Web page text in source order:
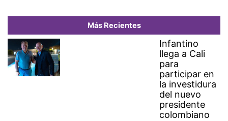
Más Recientes
Infantino
llega a Cali
para
participar en
la investidura
del nuevo
presidente
colombiano